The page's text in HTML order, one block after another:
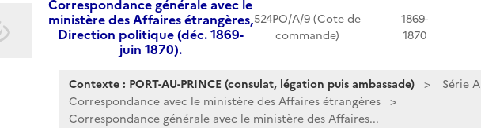
Correspondance générale avec le
ministère des Affaires étrangères,
Direction politique (déc. 1869-
juin 1870).
524PO/A/9 (Cote de
commande)
1869-
1870
Contexte : PORT-AU-PRINCE (consulat, légation puis ambassade)
Série A
Correspondance avec le ministère des Affaires étrangères
Correspondance générale avec le ministère des Affaires...